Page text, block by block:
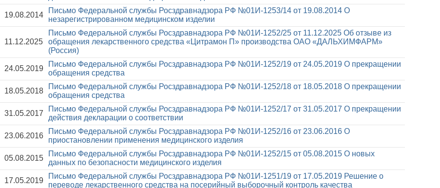
19.08.2014
Письмо Федеральной службы Росздравнадзора РФ №01И-1253/14 от 19.08.2014 О
незарегистрированном медицинском изделии
11.12.2025
Письмо Федеральной службы Росздравнадзора РФ №01И-1252/25 от 11.12.2025 Об отзыве из
обращения лекарственного средства «Цитрамон П» производства ОАО «ДАЛЬХИМФАРМ»
(Россия)
24.05.2019
Письмо Федеральной службы Росздравнадзора РФ №01И-1252/19 от 24.05.2019 О прекращении
обращения средства
18.05.2018
Письмо Федеральной службы Росздравнадзора РФ №01И-1252/18 от 18.05.2018 О прекращении
обращения средства
31.05.2017
Письмо Федеральной службы Росздравнадзора РФ №01И-1252/17 от 31.05.2017 О прекращении
действия декларации о соответствии
23.06.2016
Письмо Федеральной службы Росздравнадзора РФ №01И-1252/16 от 23.06.2016 О
приостановлении применения медицинского изделия
05.08.2015
Письмо Федеральной службы Росздравнадзора РФ №01И-1252/15 от 05.08.2015 О новых
данных по безопасности медицинского изделия
17.05.2019
Письмо Федеральной службы Росздравнадзора РФ №01И-1251/19 от 17.05.2019 Решение о
переводе лекарственного средства на посерийный выборочный контроль качества